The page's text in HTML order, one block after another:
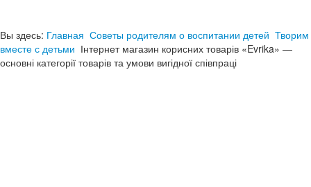
Вы здесь: Главная Советы родителям о воспитании детей Творим
вместе с детьми Інтернет магазин корисних товарів «Evrika» —
основні категорії товарів та умови вигідної співпраці